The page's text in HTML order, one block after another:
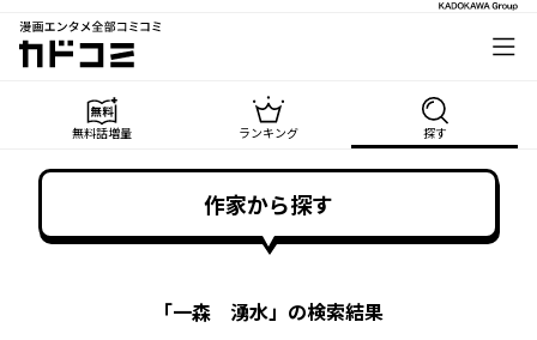
漫画エンタメ全部コミコミ
カドコミ
無料話増量 ランキング 探す
作家から探す
「一森 湧水」の検索結果